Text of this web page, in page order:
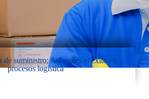
de suministro: Así mides el éxito en
procesos logística